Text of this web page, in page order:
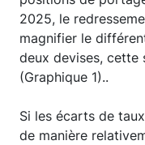
2025, le
magnifier le
deux devises, cette
(Graphique 1)..
Si les écarts de
de manière